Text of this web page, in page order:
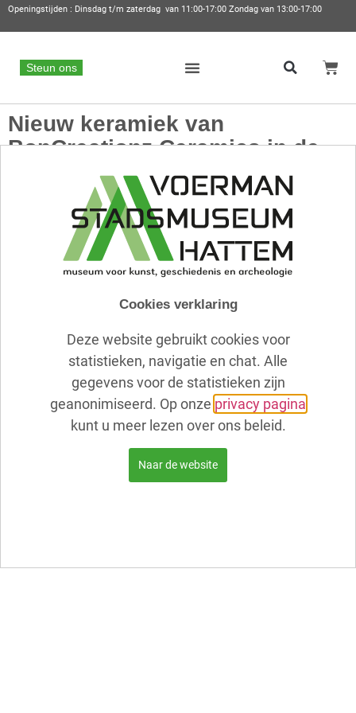
Openingstijden : Dinsdag t/m zaterdag van 11:00-17:00 Zondag van 13:00-17:00
Steun ons
Nieuw keramiek van
BonCreationz Ceramics in de
museumwinkel
Vanaf vandaag hebben wij keramiek van
Cookies verklaring
Deze website gebruikt cookies voor
statistieken, navigatie en chat. Alle
gegevens voor de statistieken zijn
geanonimiseerd. Op onze privacy pagina
kunt u meer lezen over ons beleid.
Naar de website